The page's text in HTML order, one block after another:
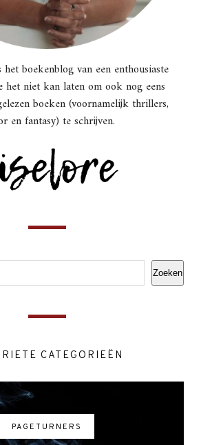
boekenblog van een enthousiaste
het niet kan laten om ook nog eens
boeken (voornamelijk thrillers,
en fantasy) te schrijven.
Zoeken
CATEGORIEËN
PAGETURNERS